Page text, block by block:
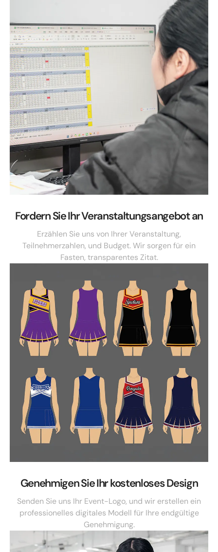
Fordern Sie Ihr Veranstaltungsangebot an
Erzählen Sie uns von Ihrer Veranstaltung,
Teilnehmerzahlen, und Budget. Wir sorgen für ein
Fasten, transparentes Zitat.
Genehmigen Sie Ihr kostenloses Design
Senden Sie uns Ihr Event-Logo, und wir erstellen ein
professionelles digitales Modell für Ihre endgültige
Genehmigung.